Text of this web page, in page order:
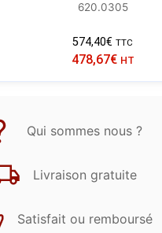
620.0305
574,40€ TTC
478,67€ HT
Qui sommes nous ?
Livraison gratuite
Satisfait ou remboursé